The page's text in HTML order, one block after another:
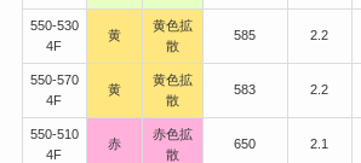
550-530
4F
黄
黄色拡
散
585 2.2
550-570
4F
黄
黄色拡
散
583 2.2
550-510
4F
赤
赤色拡
散
650 2.1